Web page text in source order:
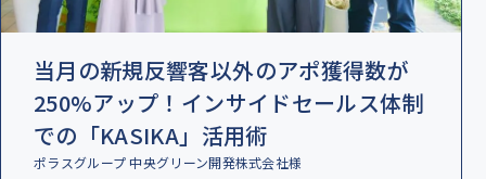
当月の新規反響客以外のアポ獲得数が
250%アップ！インサイドセールス体制
での「KASIKA」活用術
ポラスグループ 中央グリーン開発株式会社様